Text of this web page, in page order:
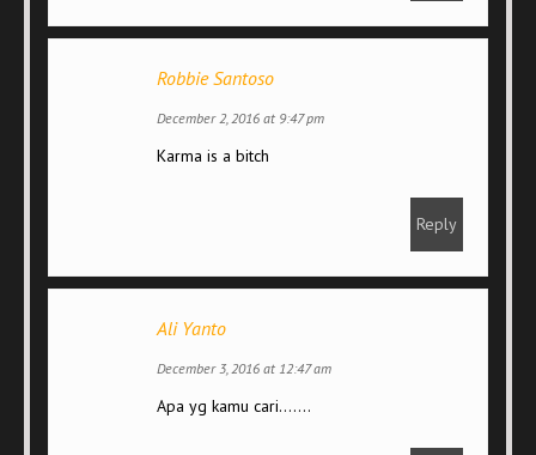
Robbie Santoso
December 2, 2016 at 9:47 pm
Karma is a bitch
Reply
Ali Yanto
December 3, 2016 at 12:47 am
Apa yg kamu cari…….